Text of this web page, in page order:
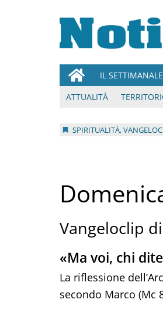
IL SETTIMANALE
ATTUALITÀ
SPIRITUALITÀ,
Vangeloclip
«Ma voi, chi
La riflessione
secondo Marco (Mc